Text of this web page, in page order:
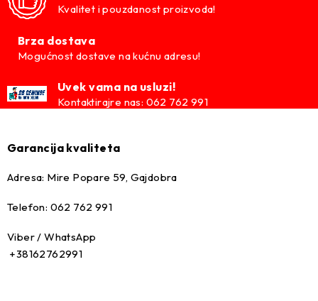
Kvalitet i pouzdanost proizvoda!
Brza dostava
Mogućnost dostave na kućnu adresu!
Uvek vama na usluzi!
Kontaktirajre nas: 062 762 991
Garancija kvaliteta
Adresa: Mire Popare 59, Gajdobra
Telefon: 062 762 991
Viber / WhatsApp
+38162762991